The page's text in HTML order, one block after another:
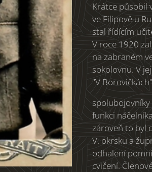
Krátce působil
ve Filipově u
stal řídícím
V roce 1920
na zabraném
sokolovnu. V
"V
spolubojovníky
funkci
zároveň to byl
V. okrsku a
odhalení
cvičení.